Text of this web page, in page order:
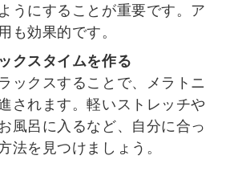
うにすることが重要です。ア
も効果的です。
クスタイムを作る
ックスすることで、メラトニ
されます。軽いストレッチや
風呂に入るなど、自分に合っ
法を見つけましょう。